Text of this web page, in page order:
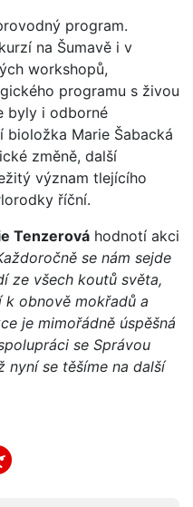
program.
na Šumavě i v
workshopů,
programu s živou
byly i odborné
bioložka Marie Šabacká
změně, další
význam tlejícího
říční.
Tenzerová hodnotí akci
se nám sejde
ze všech koutů světa,
obnově mokřadů a
je mimořádně úspěšná
se Správou
nyní se těšíme na další